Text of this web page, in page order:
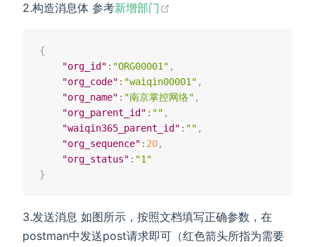
2.构造消息体 参考新增部门
{
"org_id" : "ORG00001" ,
"org_code" : "waiqin00001" ,
"org_name" : "南京掌控网络" ,
"org_parent_id" : "" ,
"waiqin365_parent_id" : "" ,
"org_sequence" : 20,
"org_status" : "1"
}
3.发送消息 如图所示，按照文档填写正确参数，在
postman中发送post请求即可（红色箭头所指为需要